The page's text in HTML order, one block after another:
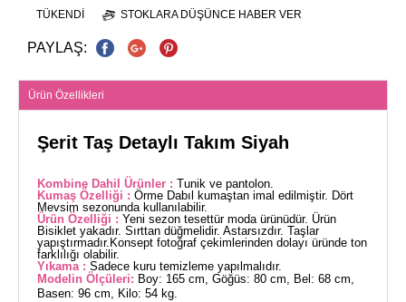
TÜKENDI STOKLARA DÜŞÜNCE HABER VER
PAYLAŞ:
Ürün Özellikleri
Şerit Taş Detaylı Takım Siyah
Kombine Dahil Ürünler : Tunik ve pantolon.
Kumaş Özelliği : Örme Dabıl kumaştan imal edilmiştir. Dört
Mevsim sezonunda kullanılabilir.
Ürün Özelliği : Yeni sezon tesettür moda ürünüdür. Ürün
Bisiklet yakadır. Sırttan düğmelidir. Astarsızdır. Taşlar
yapıştırmadır.Konsept fotoğraf çekimlerinden dolayı üründe ton
farklılığı olabilir.
Yıkama : Sadece kuru temizleme yapılmalıdır.
Modelin Ölçüleri: Boy: 165 cm, Göğüs: 80 cm, Bel: 68 cm,
Basen: 96 cm, Kilo: 54 kg.